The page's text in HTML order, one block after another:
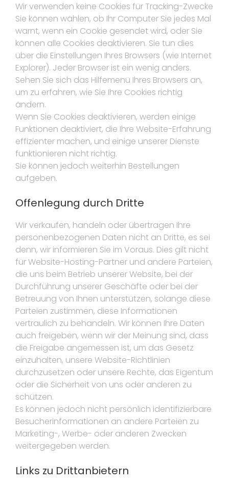
Wir verwenden keine Cookies für Tracking-Zwecke
Sie können wählen, ob Ihr Computer Sie jedes Mal
warnt, wenn ein Cookie gesendet wird, oder Sie
können alle Cookies deaktivieren. Sie tun dies
über die Einstellungen Ihres Browsers (wie Internet
Explorer). Jeder Browser ist ein wenig anders.
Sehen Sie sich das Hilfemenü Ihres Browsers an,
um zu erfahren, wie Sie Ihre Cookies richtig
ändern.
Wenn Sie Cookies deaktivieren, werden einige
Funktionen deaktiviert, die Ihre Website-Erfahrung
effizienter machen, und einige unserer Dienste
funktionieren nicht richtig.
Sie können jedoch weiterhin Bestellungen
aufgeben.
Offenlegung durch Dritte
Wir verkaufen, handeln oder übertragen Ihre
personenbezogenen Daten nicht an Dritte, es sei
denn, wir informieren Sie im Voraus. Dies gilt nicht
für Website-Hosting-Partner und andere Parteien,
die uns beim Betrieb unserer Website, bei der
Durchführung unserer Geschäfte oder bei der
Betreuung von Ihnen unterstützen, solange diese
Parteien zustimmen, diese Informationen
vertraulich zu behandeln. Wir können Ihre Daten
auch freigeben, wenn wir der Meinung sind, dass
die Freigabe angemessen ist, um das Gesetz
einzuhalten, unsere Website-Richtlinien
durchzusetzen oder unsere Rechte, das Eigentum
oder die Sicherheit von uns oder anderen zu
schützen.
Es können jedoch nicht persönlich identifizierbare
Besucherinformationen an andere Parteien zu
Marketing-, Werbe- oder anderen Zwecken
weitergegeben werden.
Links zu Drittanbietern